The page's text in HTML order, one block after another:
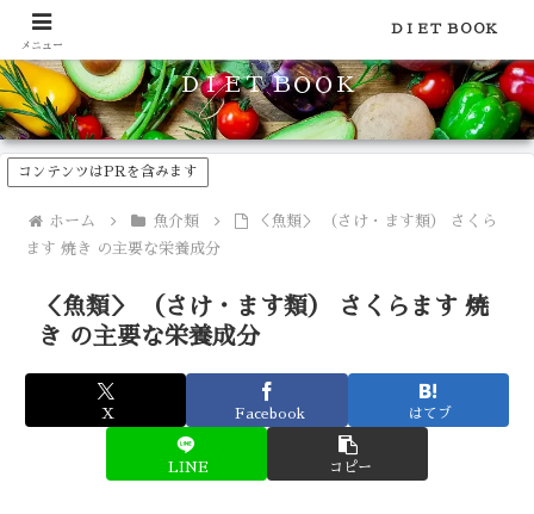
食品のカロリーや糖質などの栄養素がわかる！健康やダイエットに
ＤＩＥＴ ＢＯＯＫ
コンテンツはPRを含みます
ホーム 魚介類
＜魚類＞ （さけ・ます類） さくら
ます 焼き の主要な栄養成分
＜魚類＞ （さけ・ます類） さくらます 焼
き の主要な栄養成分
X Facebook はてブ
LINE コピー
メニュー
ＤＩＥＴ ＢＯＯＫ